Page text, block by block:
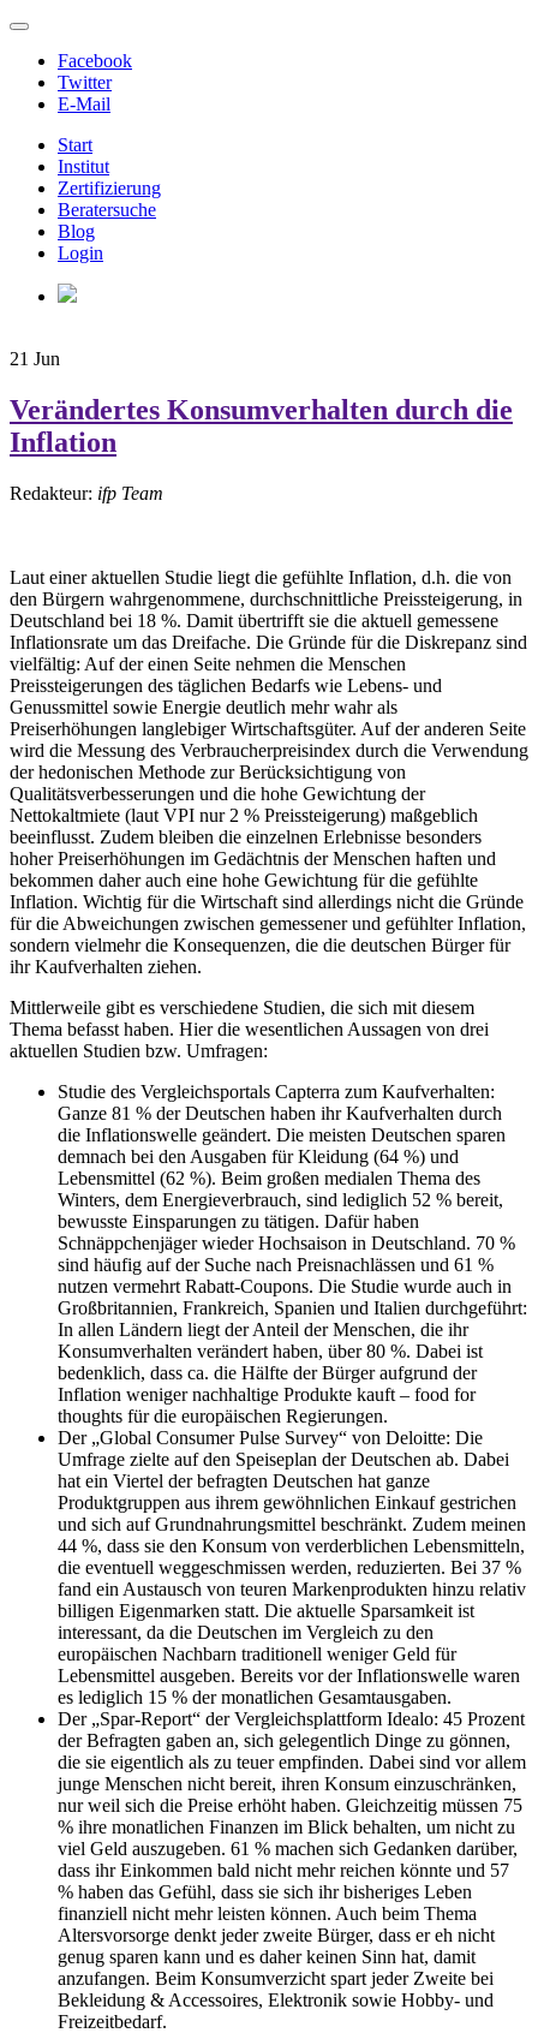
Facebook
Twitter
E-Mail
Start
Institut
Zertifizierung
Beratersuche
Blog
Login
21 Jun
Verändertes Konsumverhalten durch die
Inflation
Redakteur: ifp Team
Laut einer aktuellen Studie liegt die gefühlte Inflation, d.h. die von
den Bürgern wahrgenommene, durchschnittliche Preissteigerung, in
Deutschland bei 18 %. Damit übertrifft sie die aktuell gemessene
Inflationsrate um das Dreifache. Die Gründe für die Diskrepanz sind
vielfältig: Auf der einen Seite nehmen die Menschen
Preissteigerungen des täglichen Bedarfs wie Lebens- und
Genussmittel sowie Energie deutlich mehr wahr als
Preiserhöhungen langlebiger Wirtschaftsgüter. Auf der anderen Seite
wird die Messung des Verbraucherpreisindex durch die Verwendung
der hedonischen Methode zur Berücksichtigung von
Qualitätsverbesserungen und die hohe Gewichtung der
Nettokaltmiete (laut VPI nur 2 % Preissteigerung) maßgeblich
beeinflusst. Zudem bleiben die einzelnen Erlebnisse besonders
hoher Preiserhöhungen im Gedächtnis der Menschen haften und
bekommen daher auch eine hohe Gewichtung für die gefühlte
Inflation. Wichtig für die Wirtschaft sind allerdings nicht die Gründe
für die Abweichungen zwischen gemessener und gefühlter Inflation,
sondern vielmehr die Konsequenzen, die die deutschen Bürger für
ihr Kaufverhalten ziehen.
Mittlerweile gibt es verschiedene Studien, die sich mit diesem
Thema befasst haben. Hier die wesentlichen Aussagen von drei
aktuellen Studien bzw. Umfragen:
Studie des Vergleichsportals Capterra zum Kaufverhalten:
Ganze 81 % der Deutschen haben ihr Kaufverhalten durch
die Inflationswelle geändert. Die meisten Deutschen sparen
demnach bei den Ausgaben für Kleidung (64 %) und
Lebensmittel (62 %). Beim großen medialen Thema des
Winters, dem Energieverbrauch, sind lediglich 52 % bereit,
bewusste Einsparungen zu tätigen. Dafür haben
Schnäppchenjäger wieder Hochsaison in Deutschland. 70 %
sind häufig auf der Suche nach Preisnachlässen und 61 %
nutzen vermehrt Rabatt-Coupons. Die Studie wurde auch in
Großbritannien, Frankreich, Spanien und Italien durchgeführt:
In allen Ländern liegt der Anteil der Menschen, die ihr
Konsumverhalten verändert haben, über 80 %. Dabei ist
bedenklich, dass ca. die Hälfte der Bürger aufgrund der
Inflation weniger nachhaltige Produkte kauft – food for
thoughts für die europäischen Regierungen.
Der „Global Consumer Pulse Survey“ von Deloitte: Die
Umfrage zielte auf den Speiseplan der Deutschen ab. Dabei
hat ein Viertel der befragten Deutschen hat ganze
Produktgruppen aus ihrem gewöhnlichen Einkauf gestrichen
und sich auf Grundnahrungsmittel beschränkt. Zudem meinen
44 %, dass sie den Konsum von verderblichen Lebensmitteln,
die eventuell weggeschmissen werden, reduzierten. Bei 37 %
fand ein Austausch von teuren Markenprodukten hinzu relativ
billigen Eigenmarken statt. Die aktuelle Sparsamkeit ist
interessant, da die Deutschen im Vergleich zu den
europäischen Nachbarn traditionell weniger Geld für
Lebensmittel ausgeben. Bereits vor der Inflationswelle waren
es lediglich 15 % der monatlichen Gesamtausgaben.
Der „Spar-Report“ der Vergleichsplattform Idealo: 45 Prozent
der Befragten gaben an, sich gelegentlich Dinge zu gönnen,
die sie eigentlich als zu teuer empfinden. Dabei sind vor allem
junge Menschen nicht bereit, ihren Konsum einzuschränken,
nur weil sich die Preise erhöht haben. Gleichzeitig müssen 75
% ihre monatlichen Finanzen im Blick behalten, um nicht zu
viel Geld auszugeben. 61 % machen sich Gedanken darüber,
dass ihr Einkommen bald nicht mehr reichen könnte und 57
% haben das Gefühl, dass sie sich ihr bisheriges Leben
finanziell nicht mehr leisten können. Auch beim Thema
Altersvorsorge denkt jeder zweite Bürger, dass er eh nicht
genug sparen kann und es daher keinen Sinn hat, damit
anzufangen. Beim Konsumverzicht spart jeder Zweite bei
Bekleidung & Accessoires, Elektronik sowie Hobby- und
Freizeitbedarf.